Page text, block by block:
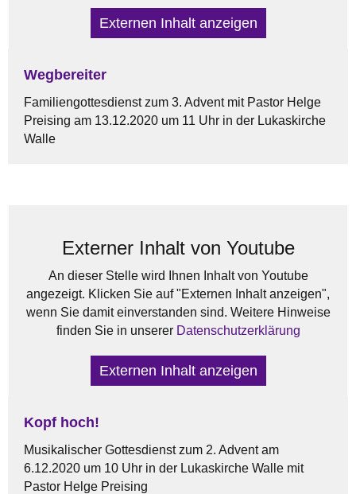
Externen Inhalt anzeigen
Wegbereiter
Familiengottesdienst zum 3. Advent mit Pastor Helge
Preising am 13.12.2020 um 11 Uhr in der Lukaskirche
Walle
Externer Inhalt von Youtube
An dieser Stelle wird Ihnen Inhalt von Youtube
angezeigt. Klicken Sie auf "Externen Inhalt anzeigen",
wenn Sie damit einverstanden sind. Weitere Hinweise
finden Sie in unserer Datenschutzerklärung
Externen Inhalt anzeigen
Kopf hoch!
Musikalischer Gottesdienst zum 2. Advent am
6.12.2020 um 10 Uhr in der Lukaskirche Walle mit
Pastor Helge Preising